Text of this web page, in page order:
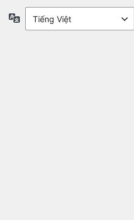
Ngôn
ngữ